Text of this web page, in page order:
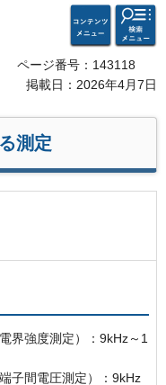
コンテ
ンツメ
ニュー
検索・
共通メ
ニュー
ページ番号：143118
掲載日：2026年4月7日
測定
界強度測定）：9kHz～1
子間電圧測定）：9kHz